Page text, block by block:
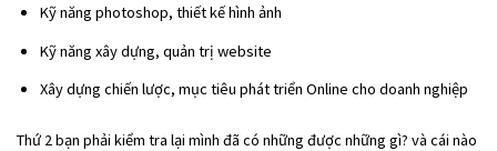
Kỹ năng photoshop, thiết kế hình ảnh
Kỹ năng xây dựng, quản trị website
Xây dựng chiến lược, mục tiêu phát triển Online cho doanh nghiệp
Thứ 2 bạn phải kiểm tra lại mình đã có những được những gì? và cái nào